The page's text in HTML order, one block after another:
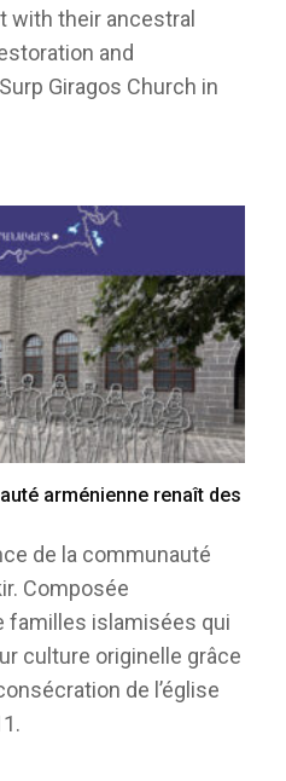
with their ancestral
and
Giragos Church in
arménienne renaît des
de la communauté
Composée
familles islamisées qui
culture originelle grâce
de l’église